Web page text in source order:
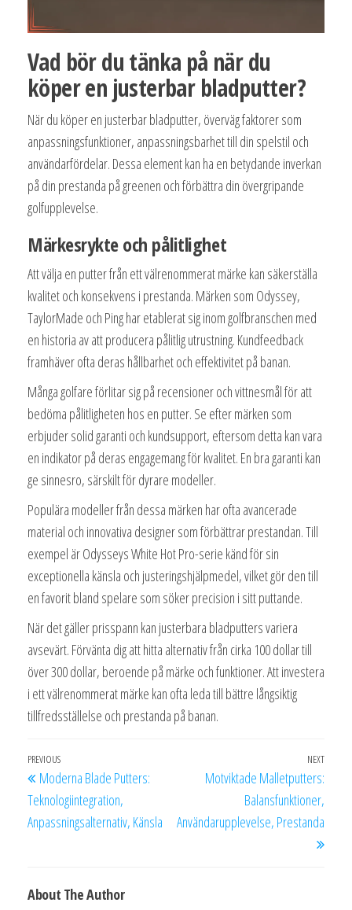
Vad bör du tänka på när du
köper en justerbar bladputter?
När du köper en justerbar bladputter, överväg faktorer som
anpassningsfunktioner, anpassningsbarhet till din spelstil och
användarfördelar. Dessa element kan ha en betydande inverkan
på din prestanda på greenen och förbättra din övergripande
golfupplevelse.
Märkesrykte och pålitlighet
Att välja en putter från ett välrenommerat märke kan säkerställa
kvalitet och konsekvens i prestanda. Märken som Odyssey,
TaylorMade och Ping har etablerat sig inom golfbranschen med
en historia av att producera pålitlig utrustning. Kundfeedback
framhäver ofta deras hållbarhet och effektivitet på banan.
Många golfare förlitar sig på recensioner och vittnesmål för att
bedöma pålitligheten hos en putter. Se efter märken som
erbjuder solid garanti och kundsupport, eftersom detta kan vara
en indikator på deras engagemang för kvalitet. En bra garanti kan
ge sinnesro, särskilt för dyrare modeller.
Populära modeller från dessa märken har ofta avancerade
material och innovativa designer som förbättrar prestandan. Till
exempel är Odysseys White Hot Pro-serie känd för sin
exceptionella känsla och justeringshjälpmedel, vilket gör den till
en favorit bland spelare som söker precision i sitt puttande.
När det gäller prisspann kan justerbara bladputters variera
avsevärt. Förvänta dig att hitta alternativ från cirka 100 dollar till
över 300 dollar, beroende på märke och funktioner. Att investera
i ett välrenommerat märke kan ofta leda till bättre långsiktig
tillfredsställelse och prestanda på banan.
Post
navigation
Previous
Post
PREVIOUS
Moderna Blade Putters:
Teknologiintegration,
Anpassningsalternativ, Känsla
Next
NEXT
Motviktade Malletputters:
Balansfunktioner,
Användarupplevelse, Prestanda
About The Author